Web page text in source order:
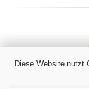
Diese Website nutzt